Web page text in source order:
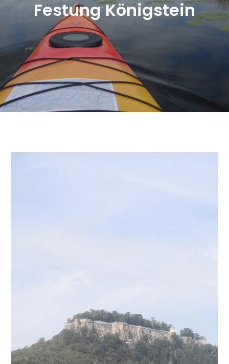
Festung Königstein